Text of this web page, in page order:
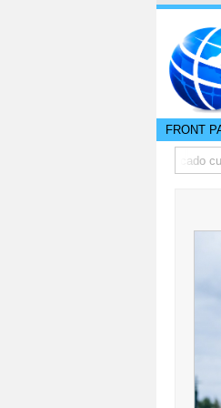
FRONT
Gobierno lo multa supermercado cu no